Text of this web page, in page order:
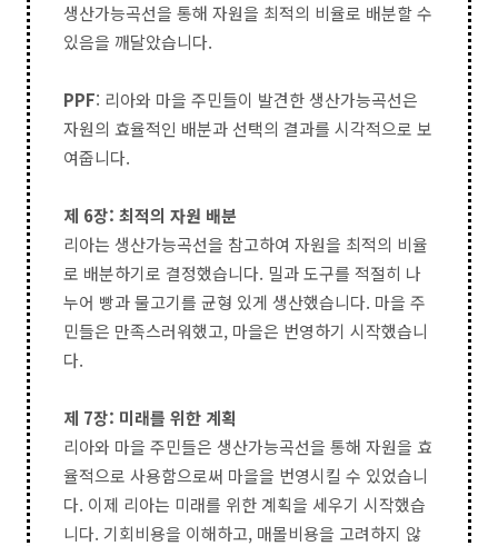
생산가능곡선을 통해 자원을 최적의 비율로 배분할 수
있음을 깨달았습니다.
PPF: 리아와 마을 주민들이 발견한 생산가능곡선은
자원의 효율적인 배분과 선택의 결과를 시각적으로 보
여줍니다.
제 6장: 최적의 자원 배분
리아는 생산가능곡선을 참고하여 자원을 최적의 비율
로 배분하기로 결정했습니다. 밀과 도구를 적절히 나
누어 빵과 물고기를 균형 있게 생산했습니다. 마을 주
민들은 만족스러워했고, 마을은 번영하기 시작했습니
다.
제 7장: 미래를 위한 계획
리아와 마을 주민들은 생산가능곡선을 통해 자원을 효
율적으로 사용함으로써 마을을 번영시킬 수 있었습니
다. 이제 리아는 미래를 위한 계획을 세우기 시작했습
니다. 기회비용을 이해하고, 매몰비용을 고려하지 않